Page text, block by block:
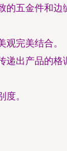
的五金件和边
完美结合。
出产品的格
。